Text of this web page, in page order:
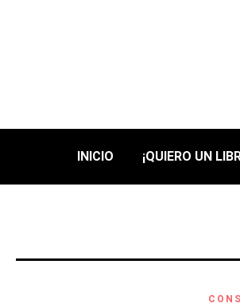
INICIO ¡QUIERO UN